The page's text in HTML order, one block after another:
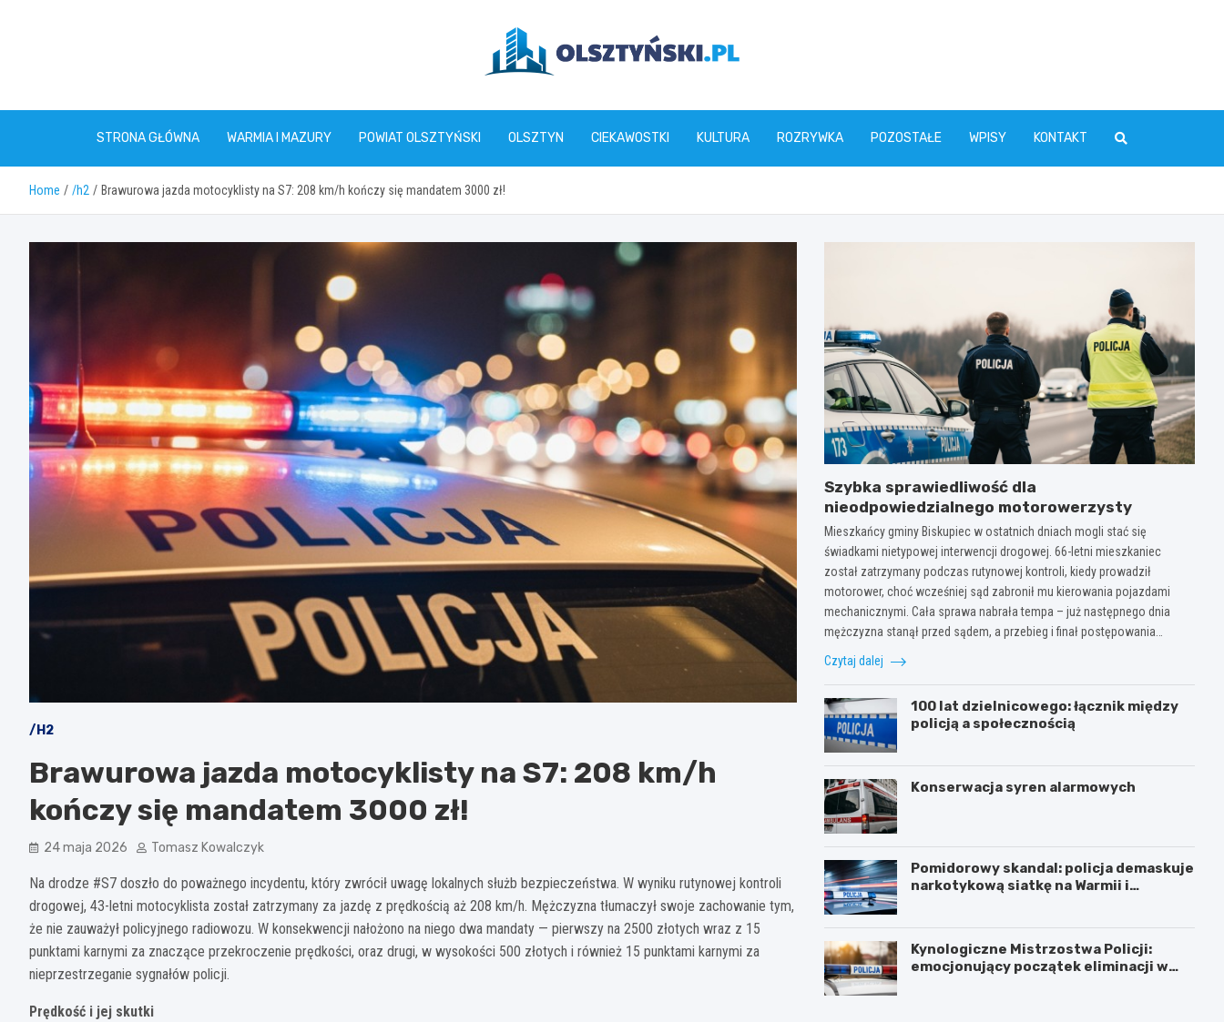
olsztynski.pl
STRONA GŁÓWNA WARMIA I MAZURY POWIAT OLSZTYŃSKI OLSZTYN CIEKAWOSTKI KULTURA ROZRYWKA POZOSTAŁE WPISY KONTAKT
Home /h2 Brawurowa jazda motocyklisty na S7: 208 km/h kończy się mandatem 3000 zł!
/H2
Brawurowa jazda motocyklisty na S7: 208 km/h
kończy się mandatem 3000 zł!
24 maja 2026 Tomasz Kowalczyk
Na drodze #S7 doszło do poważnego incydentu, który zwrócił uwagę lokalnych służb bezpieczeństwa. W wyniku rutynowej kontroli
drogowej, 43-letni motocyklista został zatrzymany za jazdę z prędkością aż 208 km/h. Mężczyzna tłumaczył swoje zachowanie tym,
że nie zauważył policyjnego radiowozu. W konsekwencji nałożono na niego dwa mandaty — pierwszy na 2500 złotych wraz z 15
punktami karnymi za znaczące przekroczenie prędkości, oraz drugi, w wysokości 500 złotych i również 15 punktami karnymi za
nieprzestrzeganie sygnałów policji.
Prędkość i jej skutki
Szybka sprawiedliwość dla
nieodpowiedzialnego motorowerzysty
Mieszkańcy gminy Biskupiec w ostatnich dniach mogli stać się
świadkami nietypowej interwencji drogowej. 66-letni mieszkaniec
został zatrzymany podczas rutynowej kontroli, kiedy prowadził
motorower, choć wcześniej sąd zabronił mu kierowania pojazdami
mechanicznymi. Cała sprawa nabrała tempa – już następnego dnia
mężczyzna stanął przed sądem, a przebieg i finał postępowania…
Czytaj dalej
100 lat dzielnicowego: łącznik między
policją a społecznością
Konserwacja syren alarmowych
Pomidorowy skandal: policja demaskuje
narkotykową siatkę na Warmii i
Kynologiczne Mistrzostwa Policji:
emocjonujący początek eliminacji w